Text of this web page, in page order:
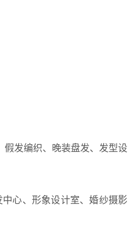
发编织、晚装盘发、发型设
心、形象设计室、婚纱摄影